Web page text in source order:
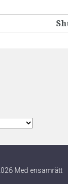
Med ensamrätt